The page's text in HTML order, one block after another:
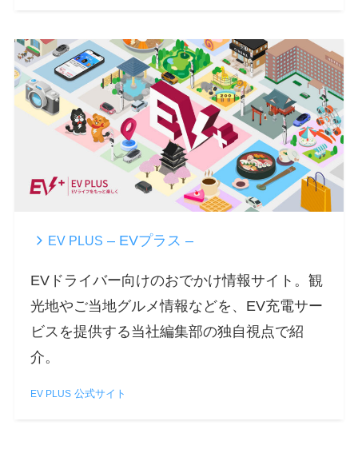
EV PLUS – EVプラス –
EVドライバー向けのおでかけ情報サイト。観
光地やご当地グルメ情報などを、EV充電サー
ビスを提供する当社編集部の独自視点で紹
介。
EV PLUS 公式サイト